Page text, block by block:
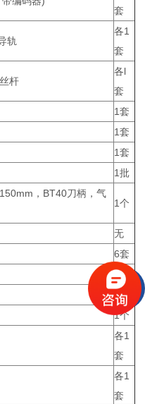
套
轨
各1
套
杆
各l
套
1套
1套
1套
1批
，BT40刀柄，气
1个
无
6套
1台
1套
1个
各1
套
各1
套